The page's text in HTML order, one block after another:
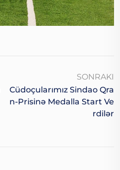
SONRAKI
Cüdoçularımız Sindao Qra
N-Prisinə Medalla Start Ve
Rdilər